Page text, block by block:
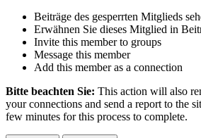
Beiträge des gesperrten Mitglieds
Erwähnen Sie dieses Mitglied in
Invite this member to groups
Message this member
Add this member as a connection
Bitte beachten Sie: This action will also
your connections and send a report to the
few minutes for this process to complete.